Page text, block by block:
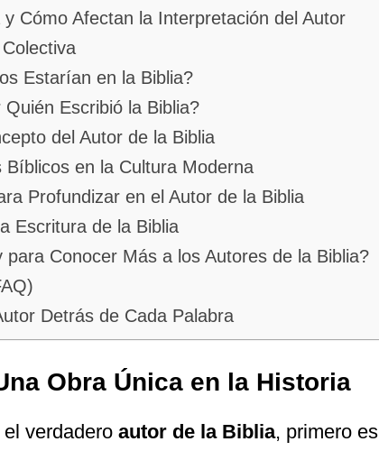
Cómo Afectan la Interpretación del Autor
Estarían en la Biblia?
Escribió la Biblia?
del Autor de la Biblia
Bíblicos en la Cultura Moderna
Profundizar en el Autor de la Biblia
Escritura de la Biblia
Conocer Más a los Autores de la Biblia?
Detrás de Cada Palabra
Obra Única en la Historia
verdadero autor de la Biblia, primero es